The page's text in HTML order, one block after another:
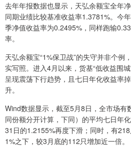
去年年报数据也显示，天弘余额宝全年
同期业绩比较基准收益率1.3781%。今
季净值收益率为0.2495%，同样跑输
率。
天弘余额宝“1%保卫战”的失守并非个例
实写照。进入4月以来，货基“低收益围
呈现震荡下行趋势，且七日年化收益率
升。
Wind数据显示，截至5月8日，全市场有
同份额分开计算，下同）的平均七日年
31日的1.2155%再度下滑；同时，有
1%之下，较3月底的112只增加近一倍。